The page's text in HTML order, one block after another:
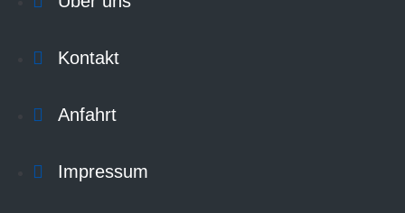
Kontakt
Anfahrt
Impressum